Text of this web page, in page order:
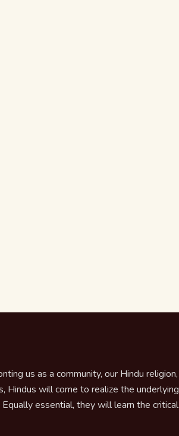
us as a community, our Hindu religion,
Hindus will come to realize the underlying
essential, they will learn the critical